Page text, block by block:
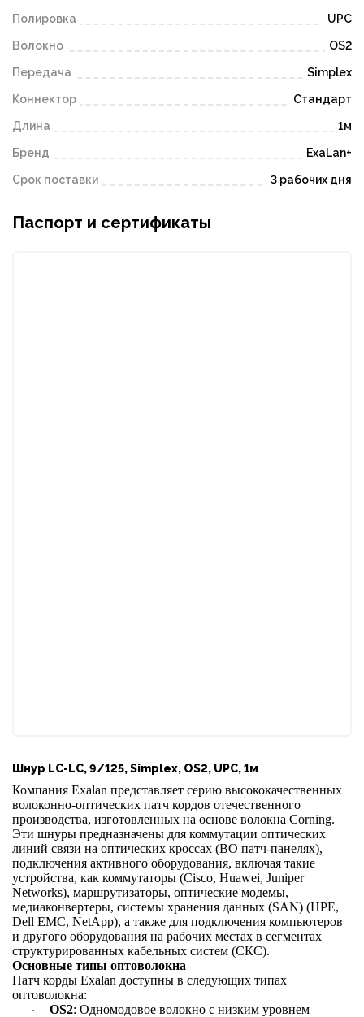
Полировка UPC
Волокно OS2
Передача Simplex
Коннектор Стандарт
Длина 1м
Бренд ExaLan+
Срок поставки 3 рабочих дня
Паспорт и сертификаты
Шнур LC-LC, 9/125, Simplex, OS2, UPC, 1м
Компания Exalan представляет серию высококачественных
волоконно-оптических патч кордов отечественного
производства, изготовленных на основе волокна Corning.
Эти шнуры предназначены для коммутации оптических
линий связи на оптических кроссах (ВО патч-панелях),
подключения активного оборудования, включая такие
устройства, как коммутаторы (Cisco, Huawei, Juniper
Networks), маршрутизаторы, оптические модемы,
медиаконвертеры, системы хранения данных (SAN) (HPE,
Dell EMC, NetApp), а также для подключения компьютеров
и другого оборудования на рабочих местах в сегментах
структурированных кабельных систем (СКС).
Основные типы оптоволокна
Патч корды Exalan доступны в следующих типах
оптоволокна:
· OS2: Одномодовое волокно с низким уровнем